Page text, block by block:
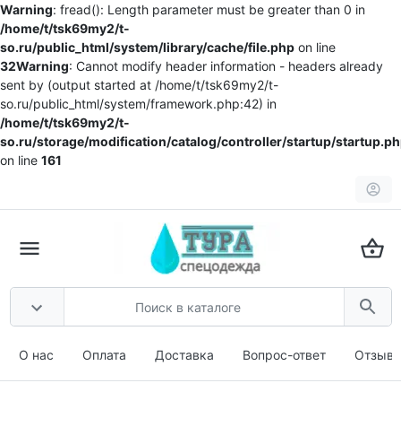
Warning: fread(): Length parameter must be greater than 0 in
/home/t/tsk69my2/t-
so.ru/public_html/system/library/cache/file.php on line
32Warning: Cannot modify header information - headers already
sent by (output started at /home/t/tsk69my2/t-
so.ru/public_html/system/framework.php:42) in
/home/t/tsk69my2/t-
so.ru/storage/modification/catalog/controller/startup/
on line 161
О нас Оплата Доставка Вопрос-ответ